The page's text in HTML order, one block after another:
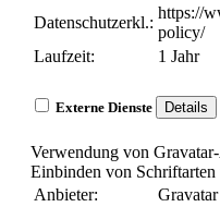
Datenschutzerkl.:
https://
policy/
Laufzeit:
1 Jahr
Externe Dienste Details
Verwendung von
Einbinden von
Anbieter:
Gravatar